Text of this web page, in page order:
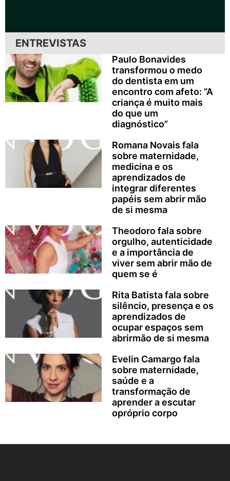
ENTREVISTAS
Paulo Bonavides
transformou o medo
do dentista em um
encontro com afeto: “A
criança é muito mais
do que um
diagnóstico”
Romana Novais fala
sobre maternidade,
medicina e os
aprendizados de
integrar diferentes
papéis sem abrir mão
de si mesma
Theodoro fala sobre
orgulho, autenticidade
e a importância de
viver sem abrir mão de
quem se é
Rita Batista fala sobre
silêncio, presença e os
aprendizados de
ocupar espaços sem
abrirmão de si mesma
Evelin Camargo fala
sobre maternidade,
saúde e a
transformação de
aprender a escutar
opróprio corpo